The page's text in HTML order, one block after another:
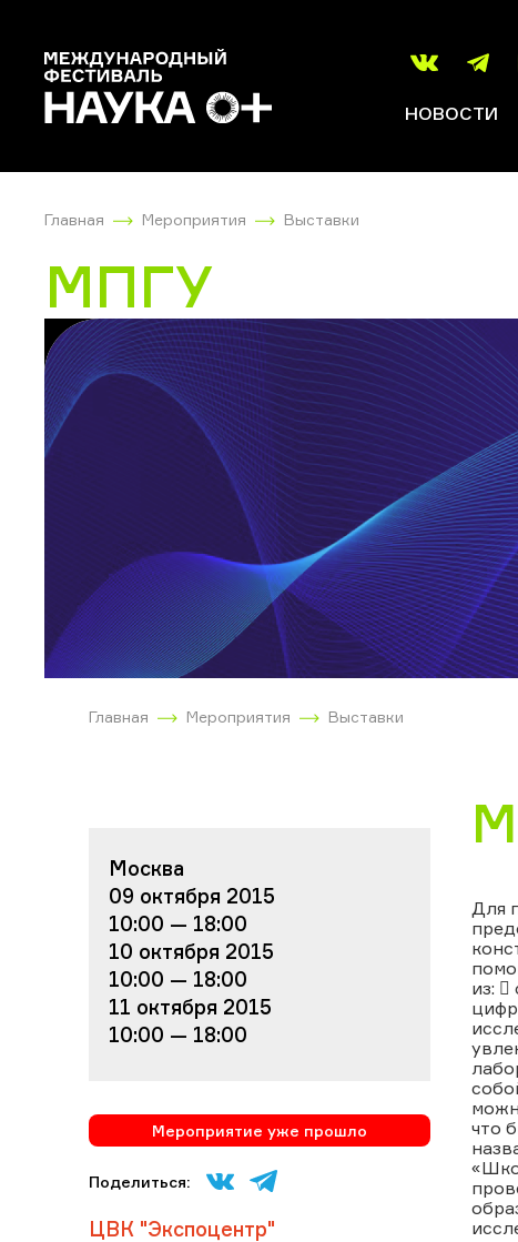
НОВОСТИ
Главная Мероприятия Выставки
МПГУ
Главная Мероприятия Выставки
Москва
09 октября 2015
10:00 — 18:00
10 октября 2015
10:00 — 18:00
11 октября 2015
10:00 — 18:00
Мероприятие уже прошло
Поделиться:
ЦВК "Экспоцентр"
Для
из:
что